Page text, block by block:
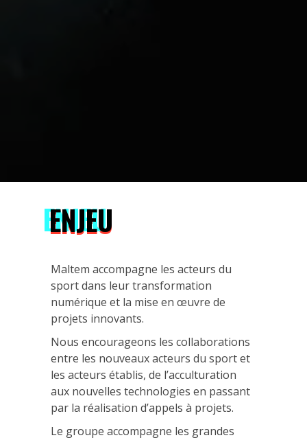
ENJEU
Maltem accompagne les acteurs du
sport dans leur transformation
numérique et la mise en œuvre de
projets innovants.
Nous encourageons les collaborations
entre les nouveaux acteurs du sport et
les acteurs établis, de l’acculturation
aux nouvelles technologies en passant
par la réalisation d’appels à projets.
Le groupe accompagne les grandes